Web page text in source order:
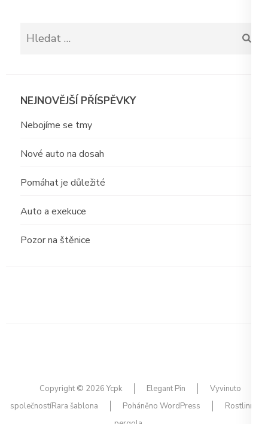
Vyhledávání
NEJNOVĚJŠÍ PŘÍSPĚVKY
Nebojíme se tmy
Nové auto na dosah
Pomáhat je důležité
Auto a exekuce
Pozor na štěnice
Copyright © 2026Ycpk Elegant Pin
Vyvinuto
společnostíRara šablona Poháněno WordPress
Rostlinná